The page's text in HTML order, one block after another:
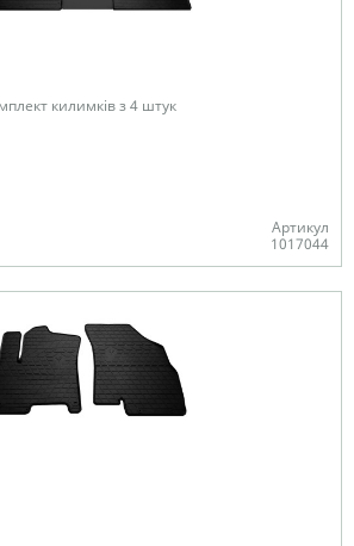
килимків з 4 штук
Артикул
1017044